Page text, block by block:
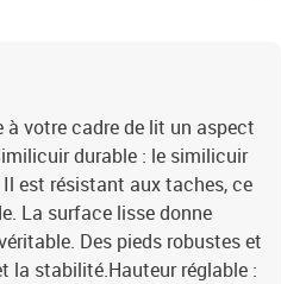
votre cadre de lit un aspect
durable : le similicuir
est résistant aux taches, ce
La surface lisse donne
Des pieds robustes et
la stabilité.Hauteur réglable :